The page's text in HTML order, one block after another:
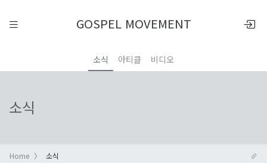
GOSPEL MOVEMENT
소식 아티클 비디오
소식
Home 소식